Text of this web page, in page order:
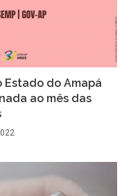
Estado do Amapá
ao mês das